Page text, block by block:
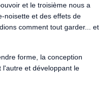
et le troisième nous a
noisette et des effets de
comment tout garder... et
forme, la conception
l'autre et développant le